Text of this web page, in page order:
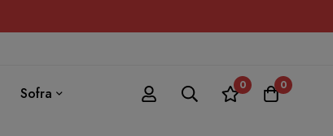
Sofra 0 0